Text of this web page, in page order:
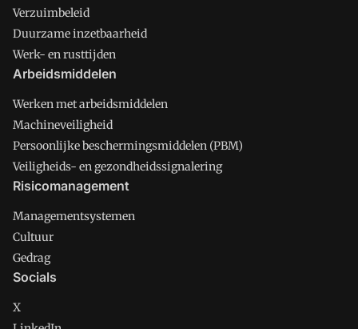
Verzuimbeleid
Duurzame inzetbaarheid
Werk- en rusttijden
Arbeidsmiddelen
Werken met arbeidsmiddelen
Machineveiligheid
Persoonlijke beschermingsmiddelen (PBM)
Veiligheids- en gezondheidssignalering
Risicomanagement
Managementsystemen
Cultuur
Gedrag
Socials
X